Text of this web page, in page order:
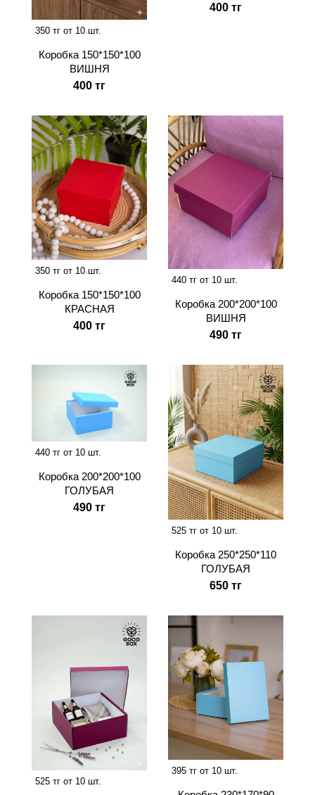
350 тг от 10 шт.
Коробка 150*150*100
ВИШНЯ
400 тг
400 тг
350 тг от 10 шт.
Коробка 150*150*100
КРАСНАЯ
400 тг
440 тг от 10 шт.
Коробка 200*200*100
ВИШНЯ
490 тг
440 тг от 10 шт.
Коробка 200*200*100
ГОЛУБАЯ
490 тг
525 тг от 10 шт.
Коробка 250*250*110
ГОЛУБАЯ
650 тг
525 тг от 10 шт.
395 тг от 10 шт.